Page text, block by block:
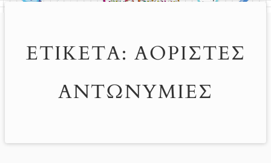
ΕΤΙΚΈΤΑ: ΑΌΡΙΣΤΕΣ
ΑΝΤΩΝΥΜΊΕΣ